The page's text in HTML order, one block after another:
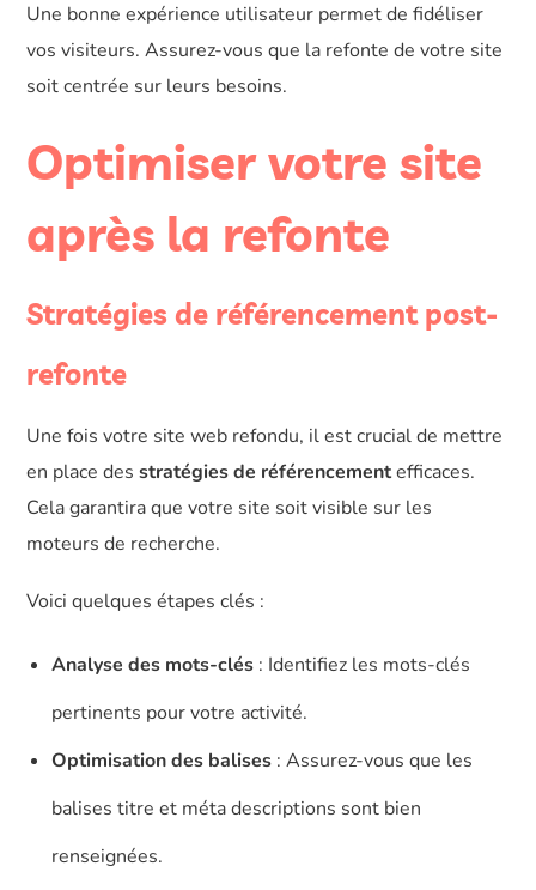
Une bonne expérience utilisateur permet de fidéliser
vos visiteurs. Assurez-vous que la refonte de votre site
soit centrée sur leurs besoins.
Optimiser votre site
après la refonte
Stratégies de référencement post-
refonte
Une fois votre site web refondu, il est crucial de mettre
en place desstratégies de référencementefficaces.
Cela garantira que votre site soit visible sur les
moteurs de recherche.
Voici quelques étapes clés :
Analyse des mots-clés : Identifiez les mots-clés
pertinents pour votre activité.
Optimisation des balises : Assurez-vous que les
balises titre et méta descriptions sont bien
renseignées.